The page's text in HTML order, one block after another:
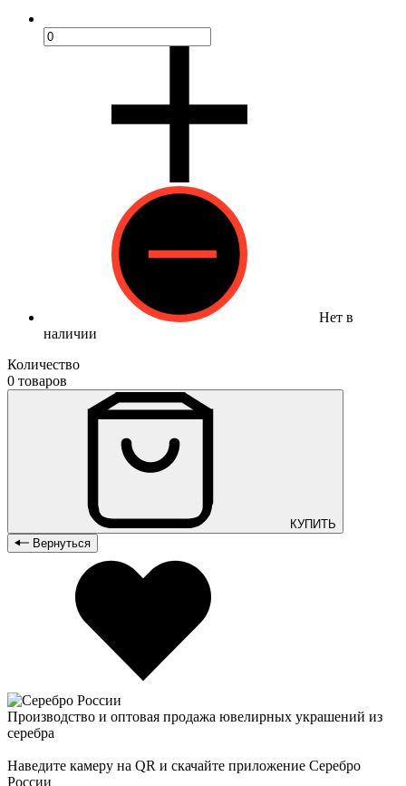
Нет в
наличии
Количество
0 товаров
КУПИТЬ
Вернуться
Производство и оптовая продажа ювелирных украшений из
серебра
Наведите камеру на QR и скачайте приложение Серебро
России